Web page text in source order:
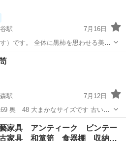
駅
7月16日
を思わせる美し
なかなか見かけない重厚感と存在感
...
駅
7月12日
4枚目の写真のように取っ手の金
り限定でお
駅 収納家具
家具 アンティーク ビンテー
家具 和箪笥 食器棚 収納…